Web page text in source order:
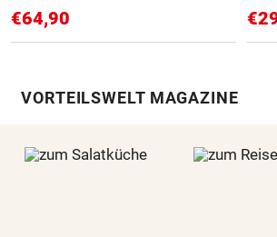
€64,90
VORTEILSWELT MAGAZINE